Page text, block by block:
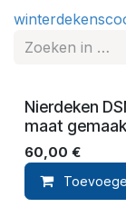
winterdekens
Nierdeken
maat
60,00 €